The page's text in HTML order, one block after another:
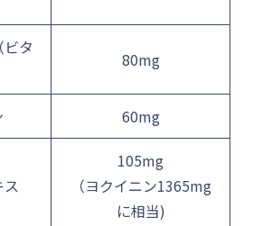
タ
80mg
60mg
ス
105mg
（ヨクイニン1365mg
に相当)